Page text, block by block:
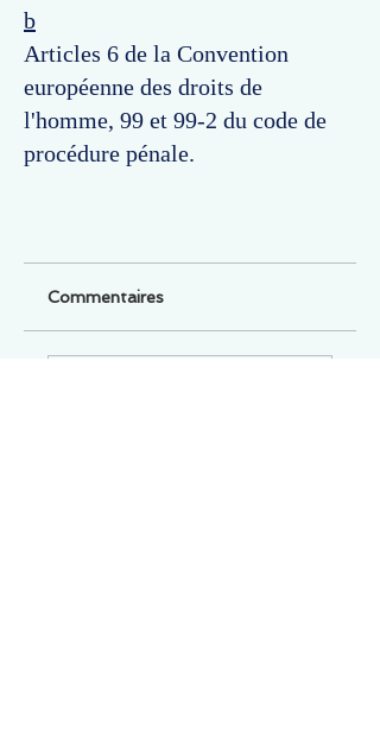
b
Articles 6 de la Convention
européenne des droits de
l'homme, 99 et 99-2 du code de
procédure pénale.
Commentaires